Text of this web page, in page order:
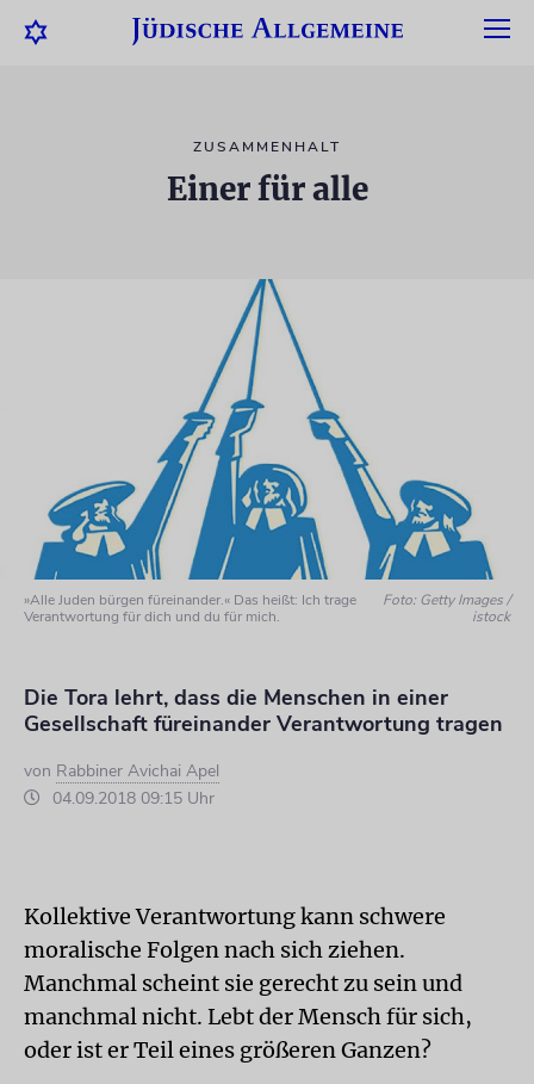
ZUSAMMENHALT
Einer für alle
»Alle Juden bürgen füreinander.« Das heißt: Ich trage
Verantwortung für dich und du für mich.
Foto: Getty Images /
istock
Die Tora lehrt, dass die Menschen in einer
Gesellschaft füreinander Verantwortung tragen
von Rabbiner Avichai Apel
04.09.2018 09:15 Uhr
Kollektive Verantwortung kann schwere
moralische Folgen nach sich ziehen.
Manchmal scheint sie gerecht zu sein und
manchmal nicht. Lebt der Mensch für sich,
oder ist er Teil eines größeren Ganzen?